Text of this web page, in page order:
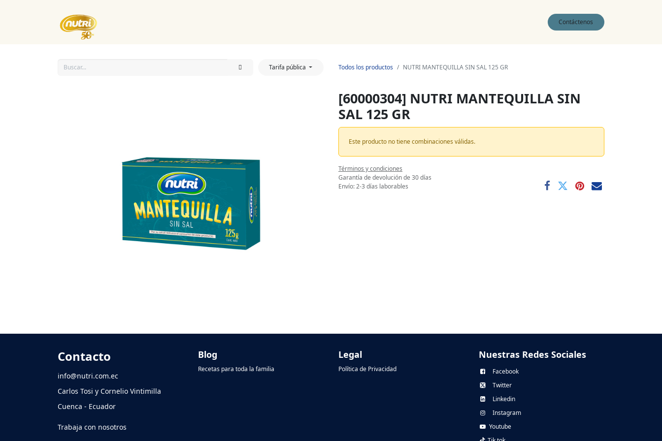
Contáctenos
Tarifa pública Todos los productos NUTRI MANTEQUILLA SIN SAL 125 GR
[60000304] NUTRI MANTEQUILLA SIN
SAL 125 GR
Este producto no tiene combinaciones válidas.
Términos y condiciones
Garantía de devolución de 30 días
Envío: 2-3 días laborables
Contacto
info@nutri.com.ec
Carlos Tosi y Cornelio Vintimilla
Cuenca - Ecuador
Trabaja con nosotros
Blog
Recetas para toda la familia
Legal
Política de Privacidad
Nuestras Redes Sociales
Facebook
Twitter
Linkedin
Instagram
Youtube